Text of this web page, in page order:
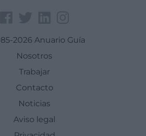
2026 Anuario Guía
Nosotros
Trabajar
Contacto
Noticias
Aviso legal